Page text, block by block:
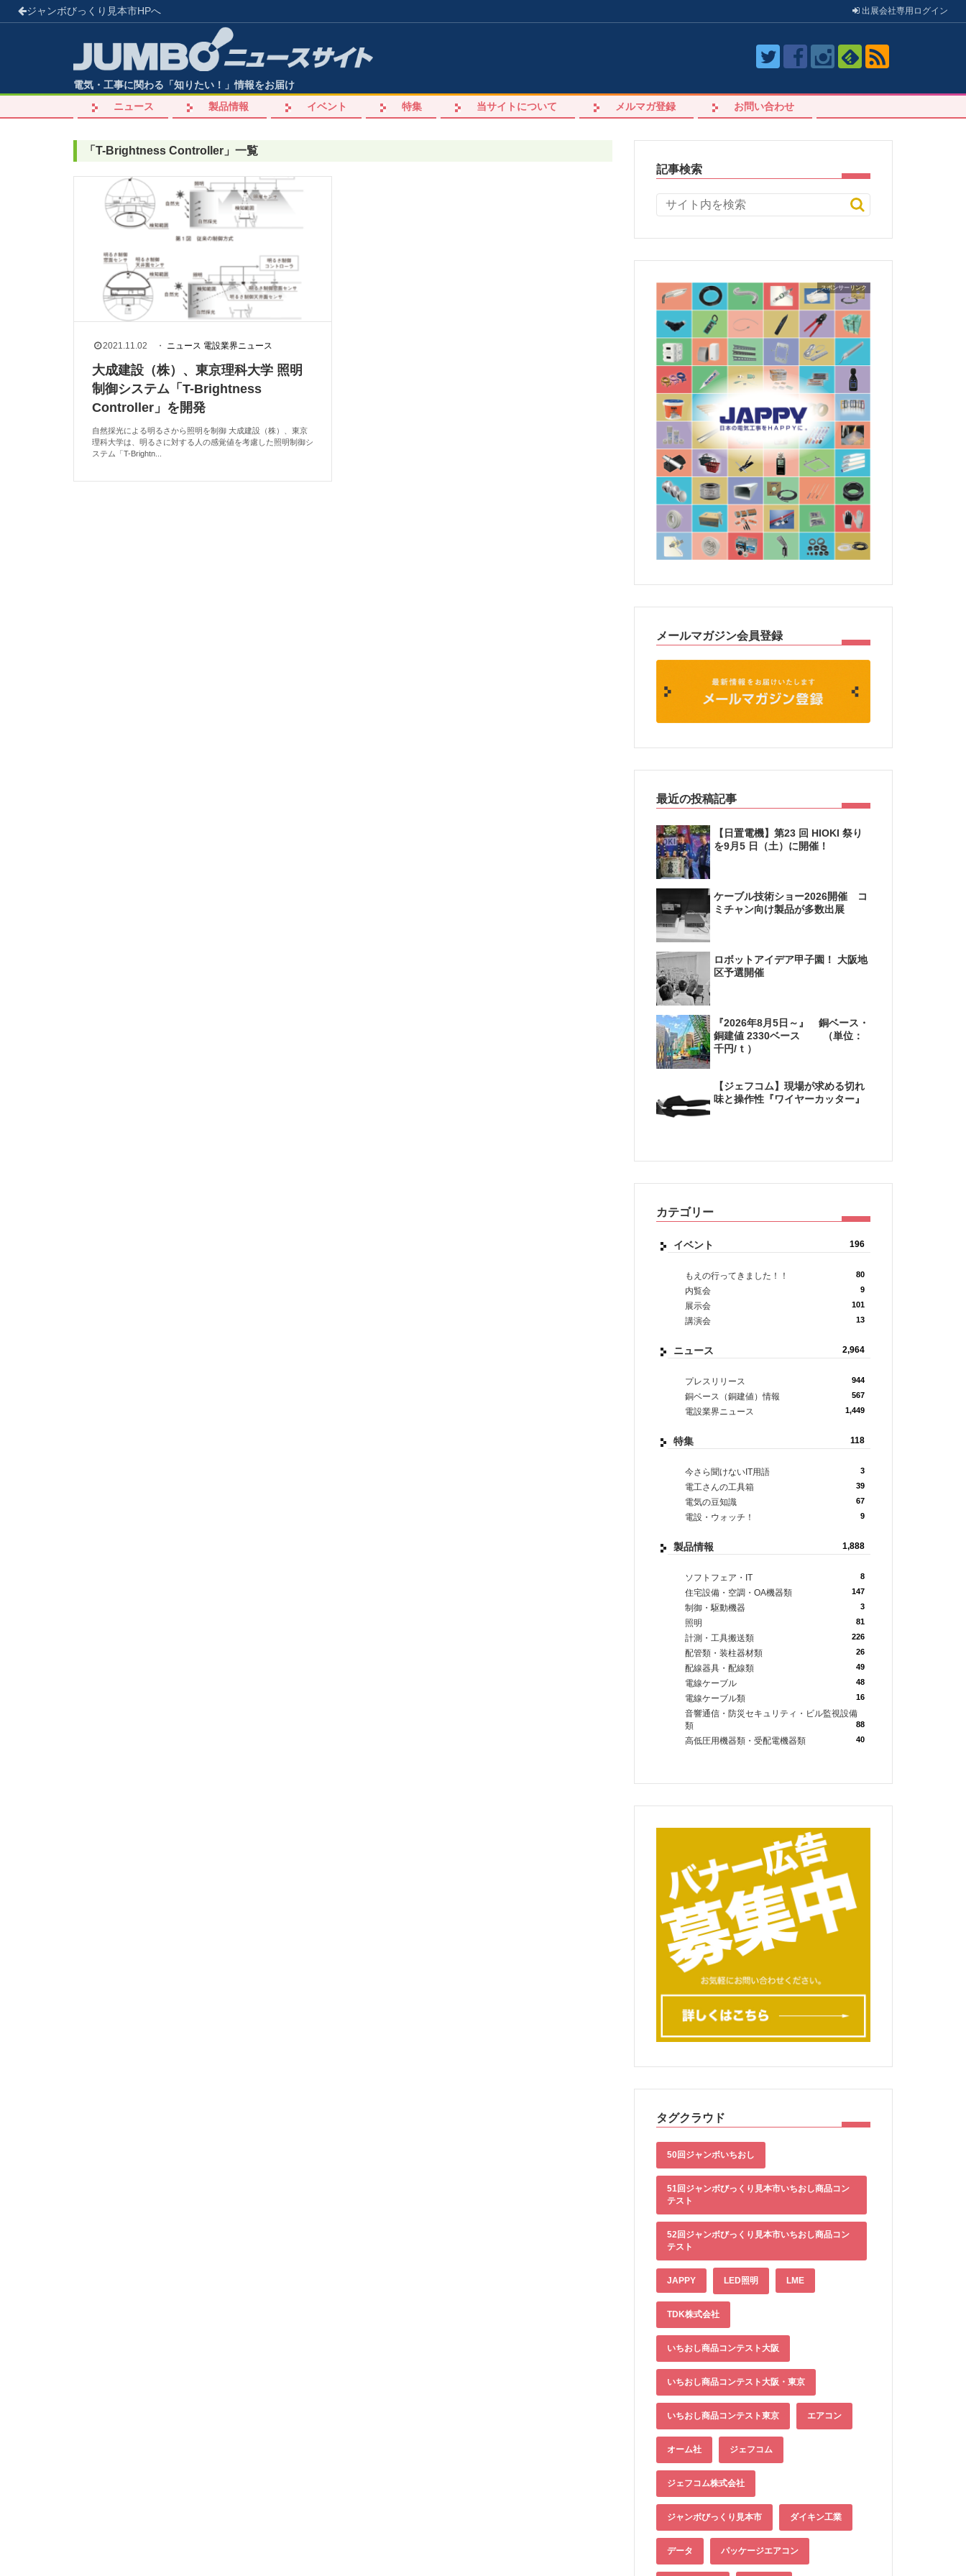
ジャンボびっくり見本市HPへ 出展会社専用 ログイン
電気・工事に関わる「知りたい！」情報をお届け
ニュース
製品情報 イベント 特集 当サイトについて メルマガ登録 お問い合わせ
「 T-Brightness Controller 」 一覧
2021.11.02 ・ ニュース 電設業界ニュース
大成建設（株）、東京理科大学 照明
制御システム「T-Brightness
Controller」を開発
自然採光による明るさから照明を制御 大成建設（株）、東京
理科大学は、明るさに対する人の感覚値を考慮した照明制御シ
ステム「T-Brightn...
記事検索
メールマガジン会員登録
最近の投稿記事
【日置電機】第23 回 HIOKI 祭り
を9月5 日（土）に開催！
ケーブル技術ショー2026開催 コ
ミチャン向け製品が多数出展
ロボットアイデア甲子園！ 大阪地
区予選開催
『2026年8月5日～』 銅ベース・
銅建値 2330ベース （単位：
千円/ｔ）
【ジェフコム】現場が求める切れ
味と操作性『ワイヤーカッター』
カテゴリー
イベント 196
もえの行ってきました！！ 80
内覧会 9
展示会 101
講演会 13
ニュース 2,964
プレスリリース 944
銅ベース（銅建値）情報 567
電設業界ニュース 1,449
特集 118
今さら聞けないIT用語 3
電工さんの工具箱 39
電気の豆知識 67
電設・ウォッチ！ 9
製品情報 1,888
ソフトフェア・IT 8
住宅設備・空調・OA機器類 147
制御・駆動機器 3
照明 81
計測・工具搬送類 226
配管類・装柱器材類 26
配線器具・配線類 49
電線ケーブル 48
電線ケーブル類 16
音響通信・防災セキュリティ・ビル監視設備
類
88
高低圧用機器類・受配電機器類 40
タグクラウド
50回ジャンボいちおし
51回ジャンボびっくり見本市いちおし商品コン
テスト
52回ジャンボびっくり見本市いちおし商品コン
テスト
JAPPY LED照明 LME
TDK株式会社
いちおし商品コンテスト大阪
いちおし商品コンテスト大阪・東京
いちおし商品コンテスト東京 エアコン
オーム社 ジェフコム
ジェフコム株式会社
ジャンボびっくり見本市 ダイキン工業
データ パッケージエアコン